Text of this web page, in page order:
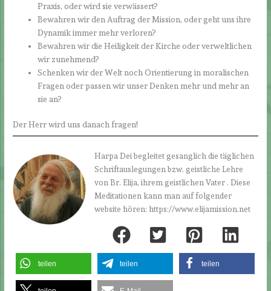
Praxis, oder wird sie verwässert?
Bewahren wir den Auftrag der Mission, oder geht uns ihre
Dynamik immer mehr verloren?
Bewahren wir die Heiligkeit der Kirche oder verweltlichen
wir zunehmend?
Schenken wir der Welt noch Orientierung in moralischen
Fragen oder passen wir unser Denken mehr und mehr an
sie an?
Der Herr wird uns danach fragen!
Harpa Dei begleitet gesanglich die täglichen
Schriftauslegungen bzw. geistliche Lehre
von Br. Elija, ihrem geistlichen Vater . Diese
Meditationen kann man auf folgender
website hören: https://www.elijamission.net
teilen teilen teilen